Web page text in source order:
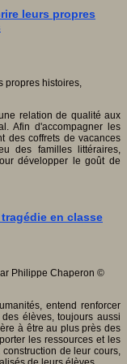
leurs propres
relation de qualité aux
Afin d'accompagner les
des coffrets de vacances
des familles littéraires,
développer le goût de
en classe
entend renforcer
élèves, toujours aussi
à être au plus près des
les ressources et les
de leur cours,